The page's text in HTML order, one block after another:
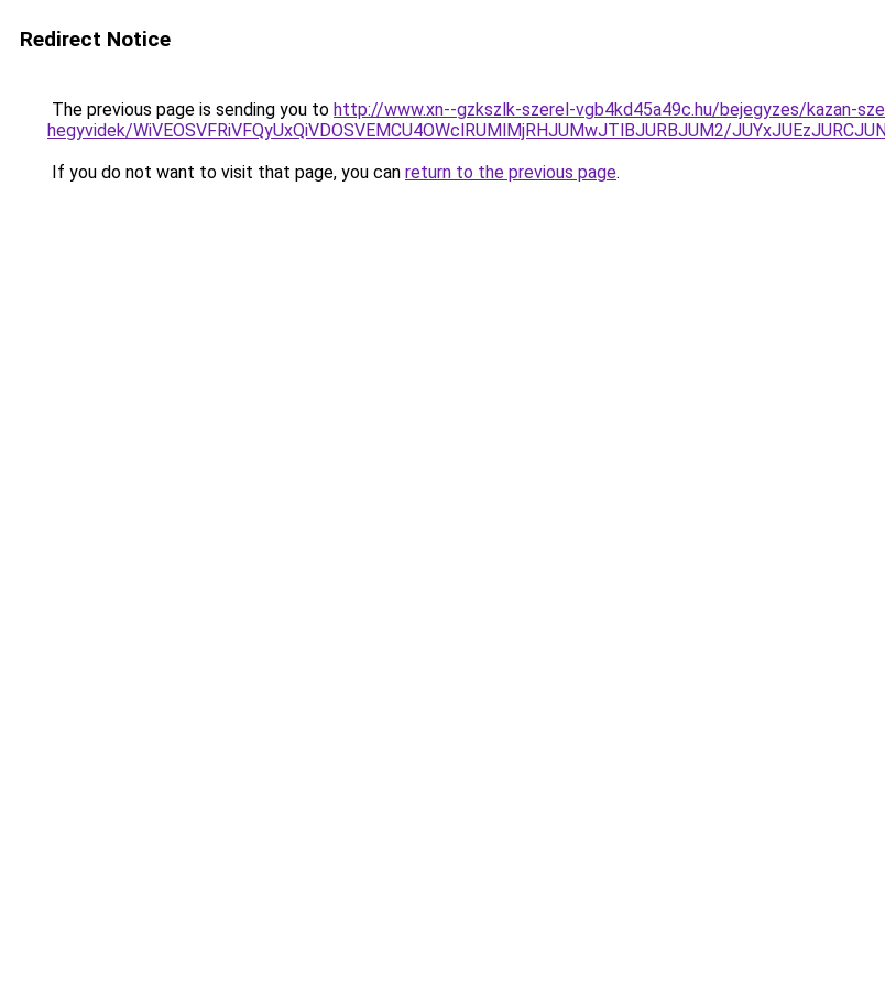
Redirect Notice
The previous page is sending you to http://www.xn--gzkszlk-szerel-vgb4kd45a49c.hu/bejegyzes/kazan-
hegyvidek/WiVEOSVFRiVFQyUxQiVDOSVEMCU4OWclRUMlMjRHJUMwJTlBJURBJUM2/
If you do not want to visit that page, you can return to the previous page.